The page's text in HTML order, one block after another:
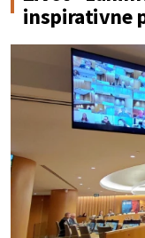
inspirativne